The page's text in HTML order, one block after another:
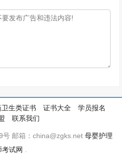
卫生类证书 证书大全
学员报名
联系我们
号 邮箱：china@zgks.net母婴护理
考试网